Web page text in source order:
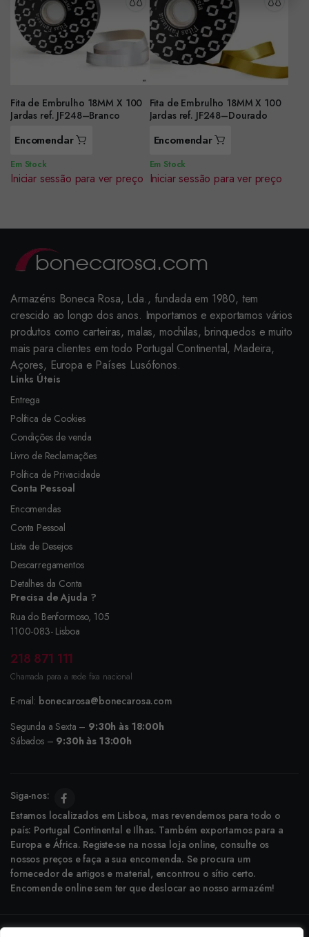
Fita de Embrulho 18MM X 100
Jardas ref. JF248–Branco
Encomendar
Em Stock
Iniciar sessão para ver preço
Fita de Embrulho 18MM X 100
Jardas ref. JF248–Dourado
Encomendar
Em Stock
Iniciar sessão para ver preço
Armazéns Boneca Rosa, Lda., fundada em 1980, tem
crescido ao longo dos anos. Importamos e exportamos vários
produtos como carteiras, malas, mochilas, brinquedos e muito
mais para clientes em todo Portugal Continental, Madeira,
Açores, Europa e Países Lusófonos.
Links Úteis
Entrega
Política de Cookies
Condições de venda
Livro de Reclamações
Política de Privacidade
Conta Pessoal
Encomendas
Conta Pessoal
Lista de Desejos
Descarregamentos
Detalhes da Conta
Precisa de Ajuda ?
Rua do Benformoso, 105
1100-083- Lisboa
218 871 111
Chamada para a rede fixa nacional
E-mail: bonecarosa@bonecarosa.com
Segunda a Sexta – 9:30h às 18:00h
Sábados – 9:30h às 13:00h
Siga-nos:
Estamos localizados em Lisboa, mas revendemos para todo o
país: Portugal Continental e Ilhas. Também exportamos para a
Europa e África. Registe-se na nossa loja online, consulte os
nossos preços e faça a sua encomenda. Se procura um
fornecedor de artigos e material, encontrou o sítio certo.
Encomende online sem ter que deslocar ao nosso armazém!